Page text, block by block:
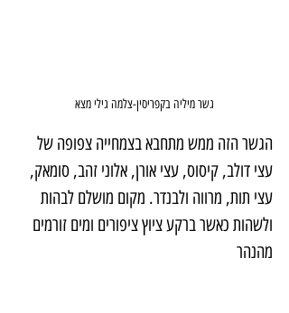
גשר מיליה בקפריסין-צלמה גילי מצא
הגשר הזה ממש מתחבא בצמחייה צפופה של
עצי דולב, קיסוס, עצי אורן, אלוני זהב, סומאק,
עצי תות, מרווה ולבנדר. מקום מושלם לבהות
ולשהות כאשר ברקע ציוץ ציפורים ומים זורמים
מהנהר